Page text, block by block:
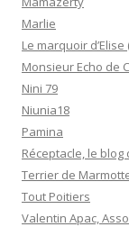
Marlie
Le marquoir
Monsieur Echo de
Nini 79
Niunia18
Pamina
Réceptacle, le blog
Terrier de
Tout Poitiers
Valentin Apac,